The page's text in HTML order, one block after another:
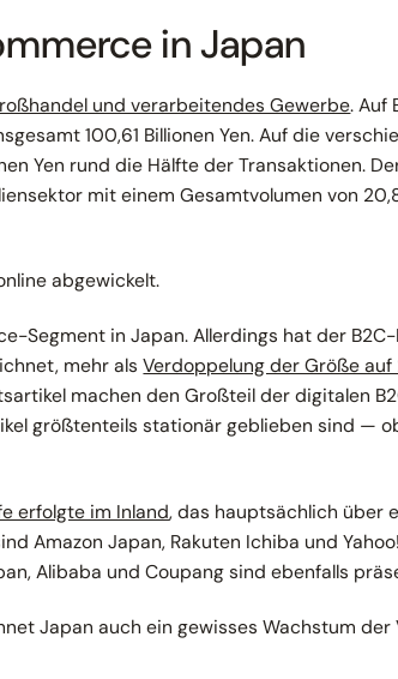
in Japan
und verarbeitendes Gewerbe. Auf
100,61 Billionen Yen. Auf die
Yen rund die Hälfte der Transaktionen.
mit einem Gesamtvolumen von
abgewickelt.
Segment in Japan. Allerdings hat der
mehr alsVerdoppelung der Größe auf
machen den Großteil der digitalen
größtenteils stationär geblieben sind —
erfolgte im Inland, das hauptsächlich über
Amazon Japan, Rakuten Ichiba und
Alibaba und Coupang sind ebenfalls
Japan auch ein gewisses Wachstum der